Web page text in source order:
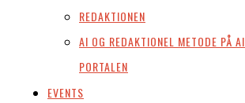
REDAKTIONEN
AI OG REDAKTIONEL METODE PÅ AI
PORTALEN
EVENTS